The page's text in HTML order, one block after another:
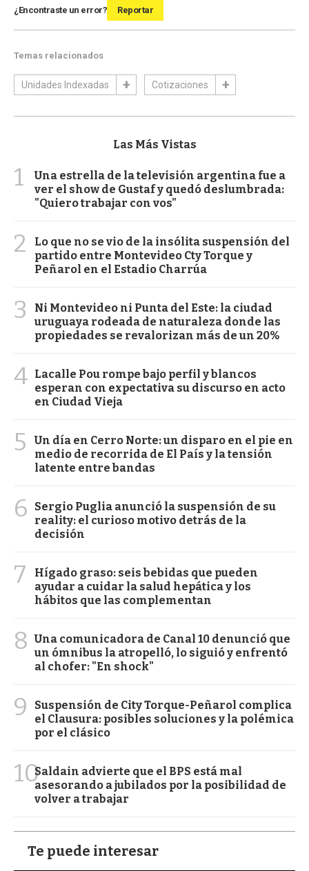
¿Encontraste un error? Reportar
Temas relacionados
Unidades Indexadas Cotizaciones
Las Más Vistas
1
Una estrella de la televisión argentina fue a
ver el show de Gustaf y quedó deslumbrada:
"Quiero trabajar con vos"
2
Lo que no se vio de la insólita suspensión del
partido entre Montevideo Cty Torque y
Peñarol en el Estadio Charrúa
3
Ni Montevideo ni Punta del Este: la ciudad
uruguaya rodeada de naturaleza donde las
propiedades se revalorizan más de un 20%
4 Lacalle Pou rompe bajo perfil y blancos
esperan con expectativa su discurso en acto
en Ciudad Vieja
5
Un día en Cerro Norte: un disparo en el pie en
medio de recorrida de El País y la tensión
latente entre bandas
6
Sergio Puglia anunció la suspensión de su
reality: el curioso motivo detrás de la
decisión
7
Hígado graso: seis bebidas que pueden
ayudar a cuidar la salud hepática y los
hábitos que las complementan
8 Una comunicadora de Canal 10 denunció que
un ómnibus la atropelló, lo siguió y enfrentó
al chofer: "En shock"
9
Suspensión de City Torque-Peñarol complica
el Clausura: posibles soluciones y la polémica
por el clásico
10Saldain advierte que el BPS está mal
asesorando a jubilados por la posibilidad de
volver a trabajar
Te puede interesar